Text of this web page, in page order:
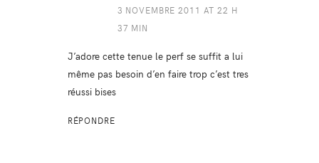
3 NOVEMBRE 2011 AT 22 H
37 MIN
J’adore cette tenue le perf se suffit a lui
même pas besoin d’en faire trop c’est tres
réussi bises
RÉPONDRE